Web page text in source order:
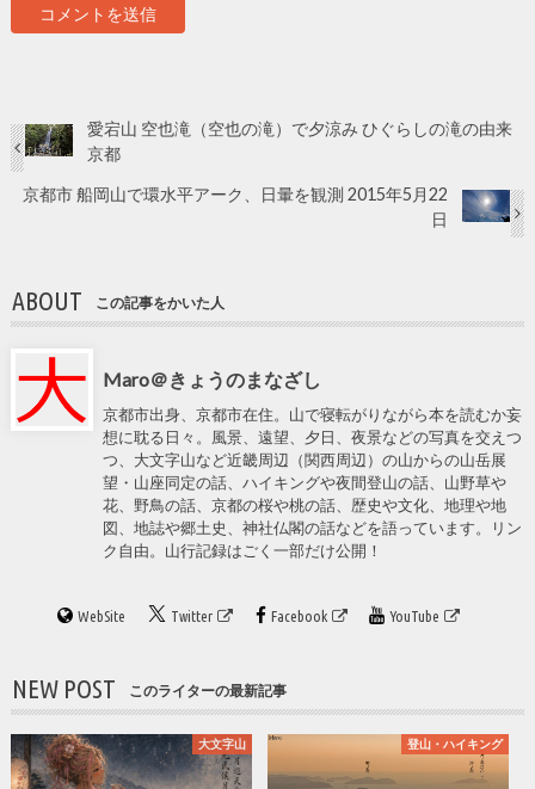
愛宕山 空也滝（空也の滝）で夕涼み ひぐらしの滝の由来
京都
京都市 船岡山で環水平アーク、日暈を観測 2015年5月22
日
ABOUT この記事をかいた人
Maro＠きょうのまなざし
京都市出身、京都市在住。山で寝転がりながら本を読むか妄
想に耽る日々。風景、遠望、夕日、夜景などの写真を交えつ
つ、大文字山など近畿周辺（関西周辺）の山からの山岳展
望・山座同定の話、ハイキングや夜間登山の話、山野草や
花、野鳥の話、京都の桜や桃の話、歴史や文化、地理や地
図、地誌や郷土史、神社仏閣の話などを語っています。リン
ク自由。山行記録はごく一部だけ公開！
WebSite Twitter Facebook YouTube
NEW POST このライターの最新記事
大文字山 登山・ハイキング